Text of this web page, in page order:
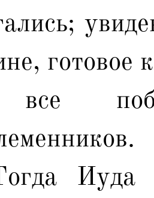
готовое
Иуда